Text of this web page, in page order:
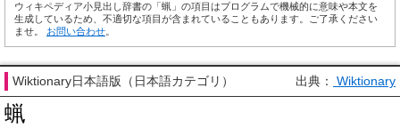
ウィキペディア小見出し辞書の「蝋」の項目はプログラムで機械的に意味や本文を
生成しているため、不適切な項目が含まれていることもあります。ご了承ください
ませ。 お問い合わせ
Wiktionary日本語版（日本語カテゴリ） 出典： Wiktionary
蝋